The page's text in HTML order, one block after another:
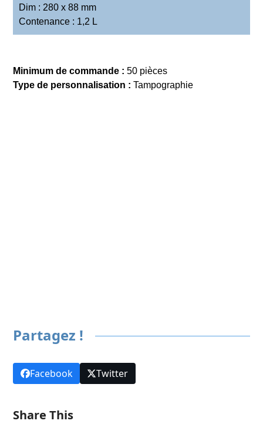
Dim : 280 x 88 mm
Contenance : 1,2 L
Minimum de commande : 50 pièces
Type de personnalisation :Tampographie
Partagez !
Facebook Twitter
Share This